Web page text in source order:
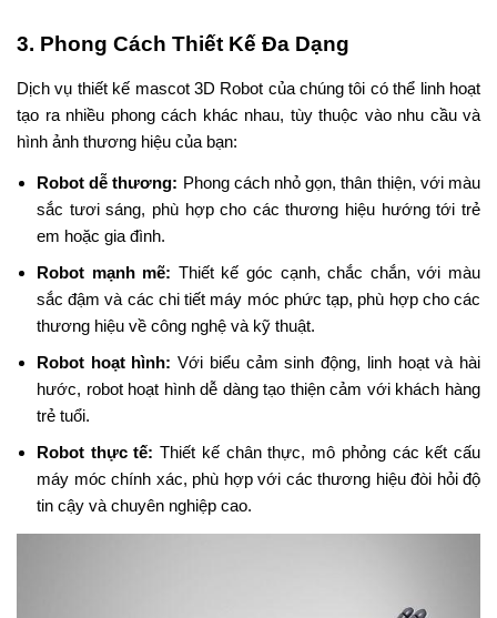
3. Phong Cách Thiết Kế Đa Dạng
Dịch vụ thiết kế mascot 3D Robot của chúng tôi có thể linh hoạt
tạo ra nhiều phong cách khác nhau, tùy thuộc vào nhu cầu và
hình ảnh thương hiệu của bạn:
Robot dễ thương: Phong cách nhỏ gọn, thân thiện, với màu
sắc tươi sáng, phù hợp cho các thương hiệu hướng tới trẻ
em hoặc gia đình.
Robot mạnh mẽ: Thiết kế góc cạnh, chắc chắn, với màu
sắc đậm và các chi tiết máy móc phức tạp, phù hợp cho các
thương hiệu về công nghệ và kỹ thuật.
Robot hoạt hình: Với biểu cảm sinh động, linh hoạt và hài
hước, robot hoạt hình dễ dàng tạo thiện cảm với khách hàng
trẻ tuổi.
Robot thực tế: Thiết kế chân thực, mô phỏng các kết cấu
máy móc chính xác, phù hợp với các thương hiệu đòi hỏi độ
tin cậy và chuyên nghiệp cao.